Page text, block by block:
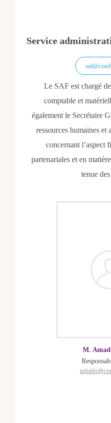
Service
Le SAF est chargé
comptable et
également le Secrétaire
ressources humaines et
concernant l’aspect
partenariales et en
tenue
M.